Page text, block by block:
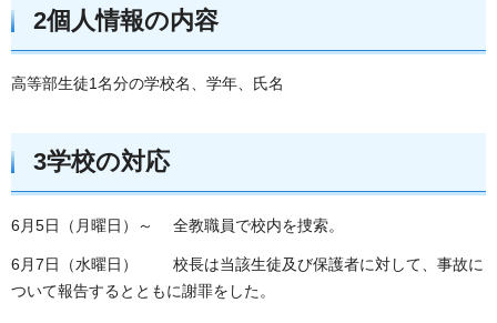
2個人情報の内容
高等部生徒1名分の学校名、学年、氏名
3学校の対応
6月5日（月曜日）～ 全教職員で校内を捜索。
6月7日（水曜日） 校長は当該生徒及び保護者に対して、事故に
ついて報告するとともに謝罪をした。